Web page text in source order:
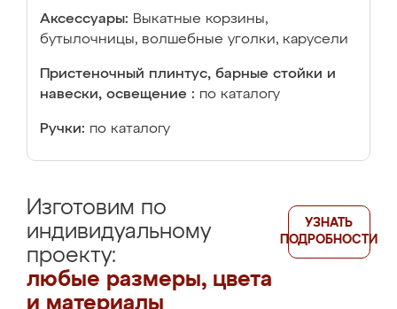
Аксессуары: Выкатные корзины,
бутылочницы, волшебные уголки, карусели
Пристеночный плинтус, барные стойки и
навески, освещение : по каталогу
Ручки: по каталогу
Изготовим по
индивидуальному
проекту:
любые размеры, цвета
и материалы
УЗНАТЬ
ПОДРОБНОСТИ